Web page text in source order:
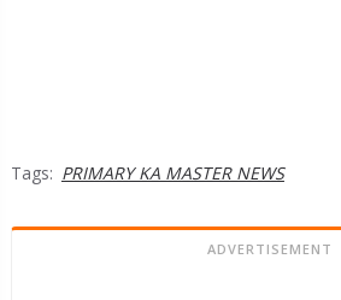
Tags: PRIMARY KA MASTER NEWS
ADVERTISEMENT